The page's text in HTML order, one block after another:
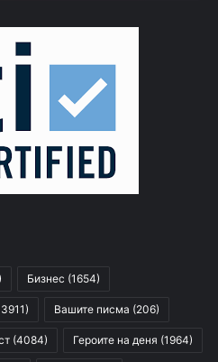
Бизнес (1654)
Вашите писма (206)
(4084) Героите на деня (1964)